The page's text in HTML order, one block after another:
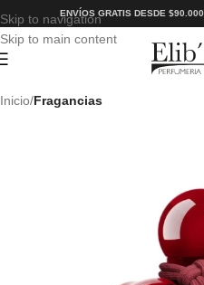
Skip to navigation
Skip to main content
ENVÍOS GRATIS DESDE $90.000
Inicio Fragancias